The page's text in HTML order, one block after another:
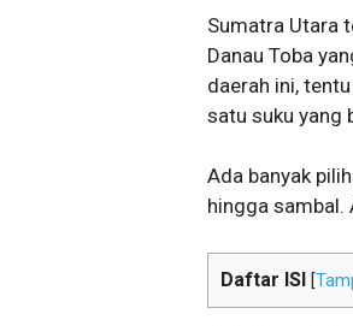
Sumatra Utara
Danau Toba
daerah ini,
satu suku yang
Ada banyak
hingga sambal.
Daftar ISI [